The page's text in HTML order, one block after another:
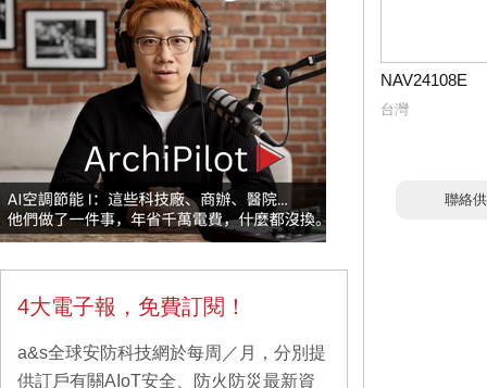
4大電子報，免費訂閱！
a&s全球安防科技網於每周／月，分別提
供訂戶有關AIoT安全、防火防災最新資
NAV24108E
台灣
聯絡